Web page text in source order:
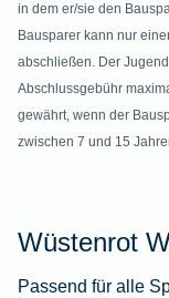
in dem er/sie den
Bausparer kann nur
abschließen. Der
Abschlussgebühr
gewährt, wenn der
zwischen 7 und 15
Wüstenrot
Passend für alle